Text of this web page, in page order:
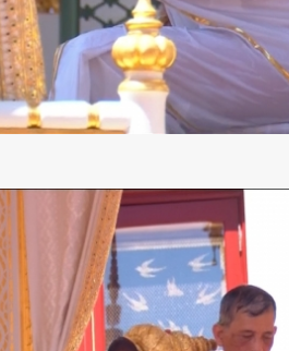
SHARE TWEET LINE